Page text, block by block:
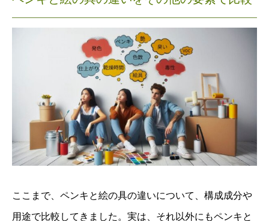
ここまで、ペンキと絵の具の違いについて、構成成分や
用途で比較してきました。実は、それ以外にもペンキと